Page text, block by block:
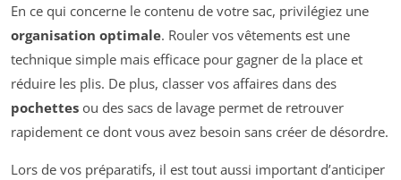
En ce qui concerne le contenu de votre sac, privilégiez une
organisation optimale. Rouler vos vêtements est une
technique simple mais efficace pour gagner de la place et
réduire les plis. De plus, classer vos affaires dans des
pochettes ou des sacs de lavage permet de retrouver
rapidement ce dont vous avez besoin sans créer de désordre.
Lors de vos préparatifs, il est tout aussi important d’anticiper